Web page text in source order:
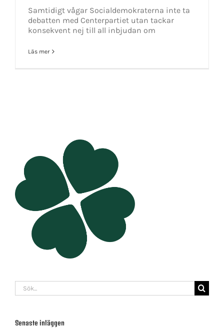
Samtidigt vågar Socialdemokraterna inte ta
debatten med Centerpartiet utan tackar
konsekvent nej till all inbjudan om
Läs mer
Sök
efter:
Senaste inläggen